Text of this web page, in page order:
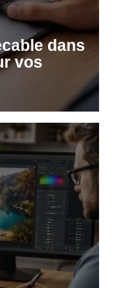
dans
vos